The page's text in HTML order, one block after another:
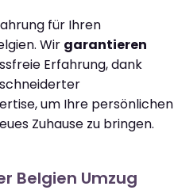
für Ihren
Wir garantieren
Erfahrung, dank
um Ihre persönlichen
Zuhause zu bringen.
Belgien Umzug